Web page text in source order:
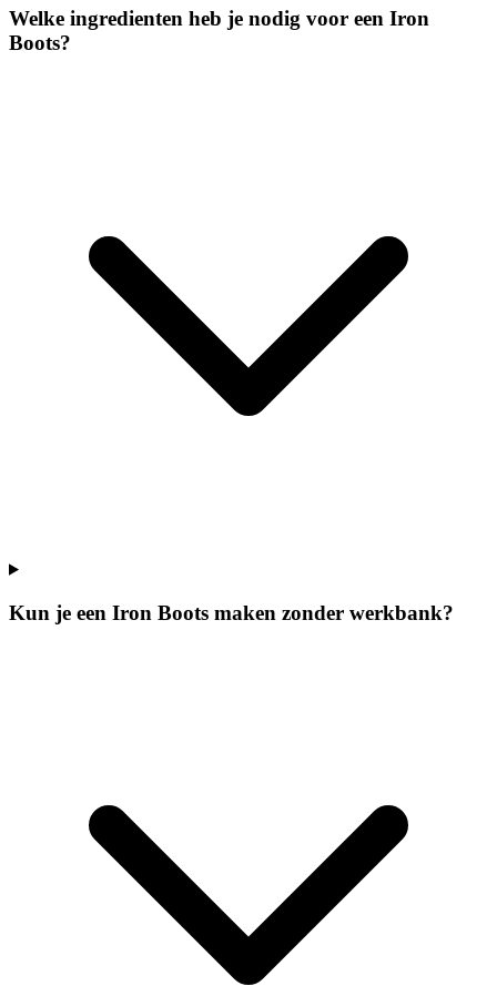
Welke ingredienten heb je nodig voor een Iron
Boots?
Kun je een Iron Boots maken zonder werkbank?